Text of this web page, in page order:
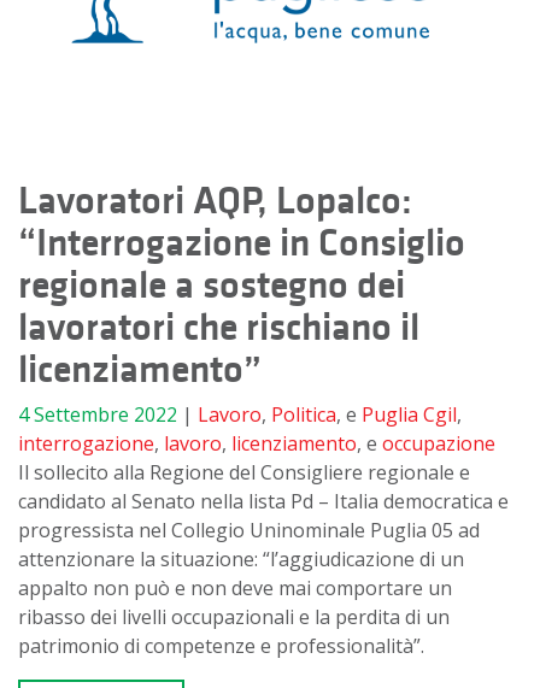
Lavoratori AQP, Lopalco:
“Interrogazione in Consiglio
regionale a sostegno dei
lavoratori che rischiano il
licenziamento”
4 Settembre 2022 | Lavoro, Politica, e Puglia Cgil,
interrogazione, lavoro, licenziamento, e occupazione
Il sollecito alla Regione del Consigliere regionale e
candidato al Senato nella lista Pd – Italia democratica e
progressista nel Collegio Uninominale Puglia 05 ad
attenzionare la situazione: “l’aggiudicazione di un
appalto non può e non deve mai comportare un
ribasso dei livelli occupazionali e la perdita di un
patrimonio di competenze e professionalità”.